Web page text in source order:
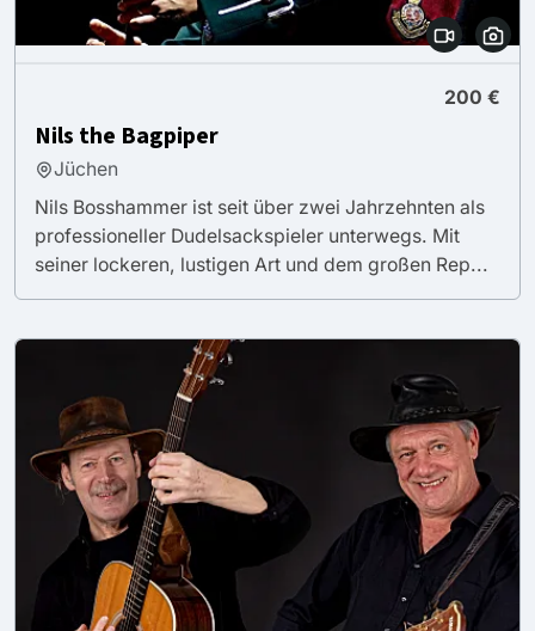
200 €
Nils the Bagpiper
Jüchen
Nils Bosshammer ist seit über zwei Jahrzehnten als
professioneller Dudelsackspieler unterwegs. Mit
seiner lockeren, lustigen Art und dem großen Rep...